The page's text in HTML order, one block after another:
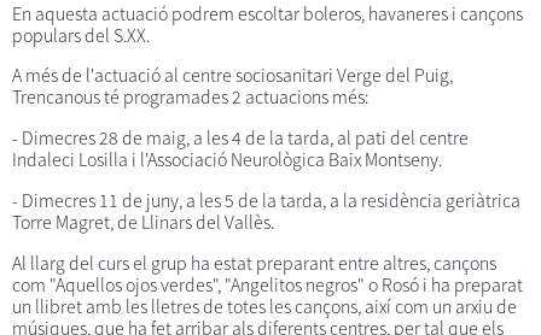
En aquesta actuació podrem escoltar boleros, havaneres i cançons
populars del S.XX.
A més de l'actuació al centre sociosanitari Verge del Puig,
Trencanous té programades 2 actuacions més:
- Dimecres 28 de maig, a les 4 de la tarda, al pati del centre
Indaleci Losilla i l'Associació Neurològica Baix Montseny.
- Dimecres 11 de juny, a les 5 de la tarda, a la residència geriàtrica
Torre Magret, de Llinars del Vallès.
Al llarg del curs el grup ha estat preparant entre altres, cançons
com "Aquellos ojos verdes", "Angelitos negros" o Rosó i ha preparat
un llibret amb les lletres de totes les cançons, així com un arxiu de
músiques, que ha fet arribar als diferents centres, per tal que els